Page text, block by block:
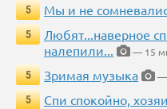
5 Мы и не
5
Любят...наверное
налепили...
— 15
5
Зримая музыка
—
5
Спи спокойно,